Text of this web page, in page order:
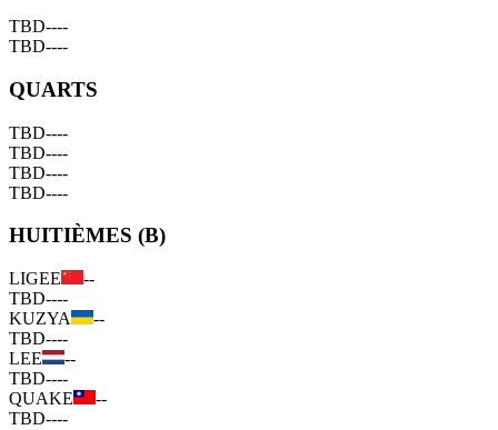
TBD----
TBD----
QUARTS
TBD----
TBD----
TBD----
TBD----
HUITIÈMES (B)
LIGEE
--
TBD----
KUZYA
--
TBD----
LEE
--
TBD----
QUAKE
--
TBD----